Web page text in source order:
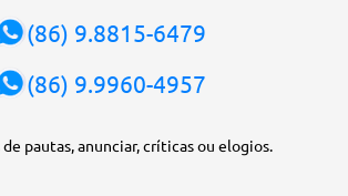
(86) 9.8815-6479
(86) 9.9960-4957
pautas, anunciar, críticas ou elogios.